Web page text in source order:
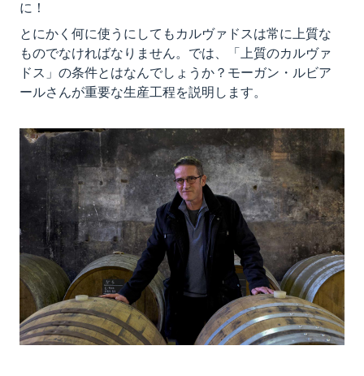
に！
とにかく何に使うにしてもカルヴァドスは常に上質な
ものでなければなりません。では、「上質のカルヴァ
ドス」の条件とはなんでしょうか？モーガン・ルビア
ールさんが重要な生産工程を説明します。